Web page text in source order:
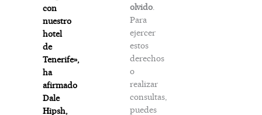
con
nuestro
hotel
de
Tenerife»,
ha
afirmado
Dale
Hipsh,
olvido.
Para
ejercer
estos
derechos
o
realizar
consultas,
puedes